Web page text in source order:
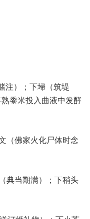
注）；下埽（筑堤
黍米投入曲液中发酵
（佛家火化尸体时念
典当期满）；下稍头